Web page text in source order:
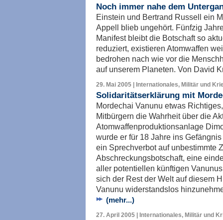
Noch immer nahe dem
Einstein und Bertrand Russell ein
Appell blieb ungehört. Fünfzig
Manifest bleibt die Botschaft so
reduziert, existieren Atomwaffen
bedrohen nach wie vor die
auf unserem Planeten. Von David
29. Mai 2005 | Internationales, Militär und
Solidaritätserklärung mit
Mordechai Vanunu etwas
Mitbürgern die Wahrheit über die
Atomwaffenproduktionsanlage
wurde er für 18 Jahre ins
ein Sprechverbot auf unbestimmte
Abschreckungsbotschaft, eine
aller potentiellen künftigen
sich der Rest der Welt auf diesem
Vanunu widerstandslos
(mehr...)
27. April 2005 | Internationales, Militär und